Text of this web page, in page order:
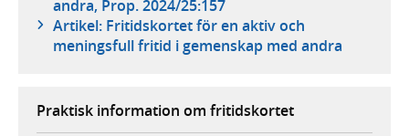
andra, Prop. 2024/25:157
Artikel: Fritidskortet för en aktiv och
meningsfull fritid i gemenskap med andra
Praktisk information om fritidskortet